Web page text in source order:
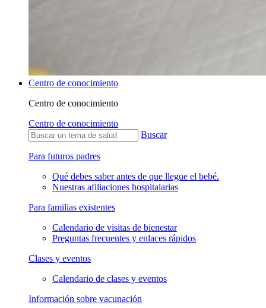
Centro de conocimiento
Centro de conocimiento
Centro de conocimiento
Buscar
Para futuros padres
Qué debes saber antes de que llegue el bebé.
Nuestras afiliaciones hospitalarias
Para familias existentes
Calendario de visitas de bienestar
Preguntas frecuentes y enlaces rápidos
Clases y eventos
Calendario de clases y eventos
Información sobre vacunación